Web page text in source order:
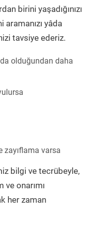
birini yaşadığınızı
yâda
tavsiye ederiz.
olduğundan daha
zayıflama varsa
bilgi ve tecrübeyle,
ve onarımı
her zaman